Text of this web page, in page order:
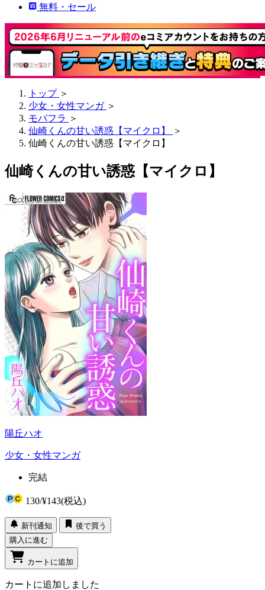
無料・セール
トップ ＞
少女・女性マンガ ＞
モバフラ ＞
仙崎くんの甘い誘惑【マイクロ】
＞
仙崎くんの甘い誘惑【マイクロ】
仙崎くんの甘い誘惑【マイクロ】
陽丘ハオ
少女・女性マンガ
完結
130/¥143(税込)
新刊通知
後で買う
購入に進む
カートに追加
カートに追加しました